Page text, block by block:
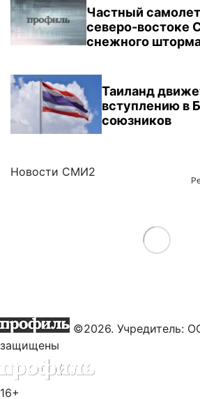
Частный
северо-востоке
снежного
Таиланд
вступлению в
союзников
Новости СМИ2
Load More
©2026. Учредитель:
защищены
16+